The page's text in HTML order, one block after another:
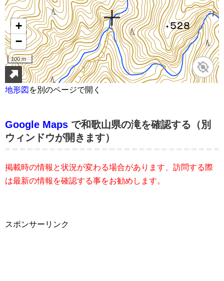
地形図 を別のページで開く
Google Maps で和歌山県の滝を確認する（別
ウィンドウが開きます）
掲載時の情報と状況が変わる場合があります、訪問する際
は最新の情報を確認する事をお勧めします。
スポンサーリンク